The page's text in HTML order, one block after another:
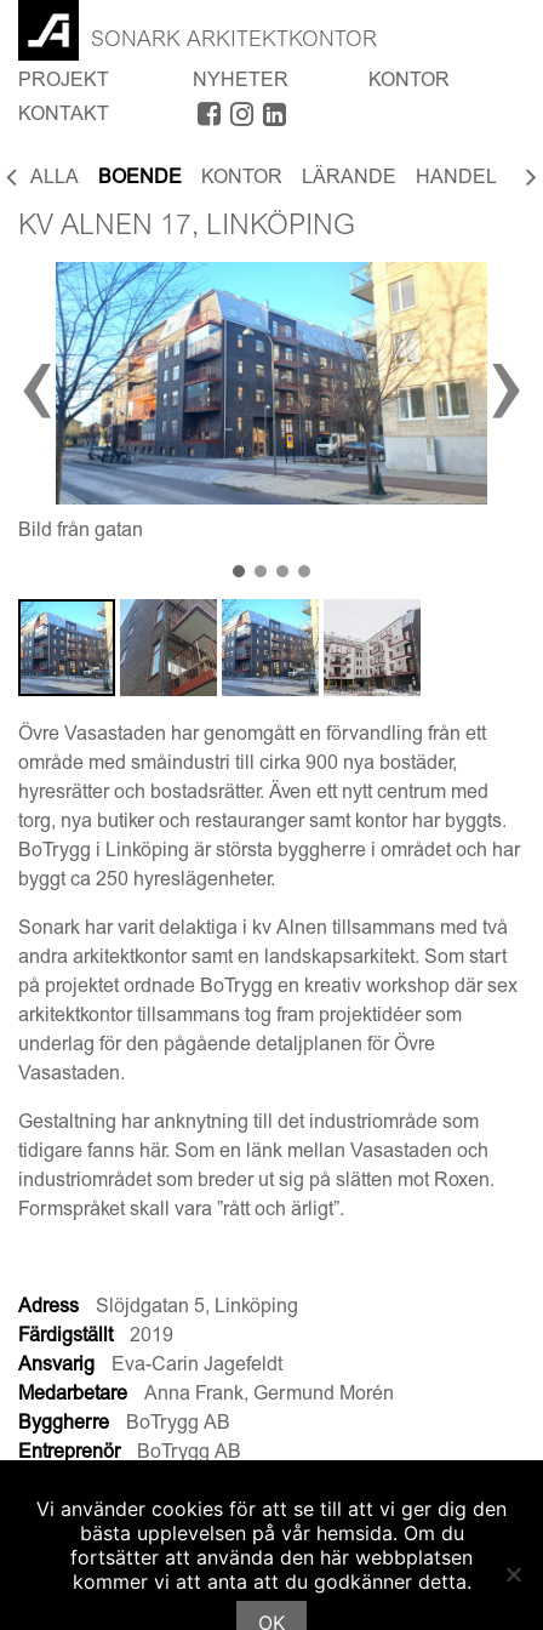
SONARK ARKITEKTKONTOR
PROJEKT NYHETER
KONTOR
KONTAKT
ALLA BOENDE KONTOR LÄRANDE HANDEL
KV ALNEN 17, LINKÖPING
Bild från gatan
‹ ›
Övre Vasastaden har genomgått en förvandling från ett
område med småindustri till cirka 900 nya bostäder,
hyresrätter och bostadsrätter. Även ett nytt centrum med
torg, nya butiker och restauranger samt kontor har byggts.
BoTrygg i Linköping är största byggherre i området och har
byggt ca 250 hyreslägenheter.
Sonark har varit delaktiga i kv Alnen tillsammans med två
andra arkitektkontor samt en landskapsarkitekt. Som start
på projektet ordnade BoTrygg en kreativ workshop där sex
arkitektkontor tillsammans tog fram projektidéer som
underlag för den pågående detaljplanen för Övre
Vasastaden.
Gestaltning har anknytning till det industriområde som
tidigare fanns här. Som en länk mellan Vasastaden och
industriområdet som breder ut sig på slätten mot Roxen.
Formspråket skall vara ”rått och ärligt”.
Adress
Slöjdgatan 5, Linköping
Färdigställt
2019
Ansvarig
Eva-Carin Jagefeldt
Medarbetare
Anna Frank, Germund Morén
Byggherre
BoTrygg AB
Entreprenör
BoTrygg AB
SONARK ARKITEKTKONTOR AB © 2026
Vi använder cookies för att se till att vi ger dig den
bästa upplevelsen på vår hemsida. Om du
fortsätter att använda den här webbplatsen
kommer vi att anta att du godkänner detta.
OK